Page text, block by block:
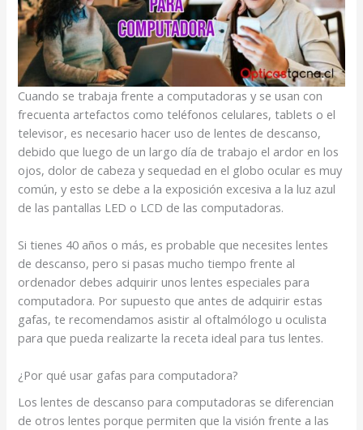
Cuando se trabaja frente a computadoras y se usan con
frecuenta artefactos como teléfonos celulares, tablets o el
televisor, es necesario hacer uso de lentes de descanso,
debido que luego de un largo día de trabajo el ardor en los
ojos, dolor de cabeza y sequedad en el globo ocular es muy
común, y esto se debe a la exposición excesiva a la luz azul
de las pantallas LED o LCD de las computadoras.
Si tienes 40 años o más, es probable que necesites lentes
de descanso, pero si pasas mucho tiempo frente al
ordenador debes adquirir unos lentes especiales para
computadora. Por supuesto que antes de adquirir estas
gafas, te recomendamos asistir al oftalmólogo u oculista
para que pueda realizarte la receta ideal para tus lentes.
¿Por qué usar gafas para computadora?
Los lentes de descanso para computadoras se diferencian
de otros lentes porque permiten que la visión frente a las